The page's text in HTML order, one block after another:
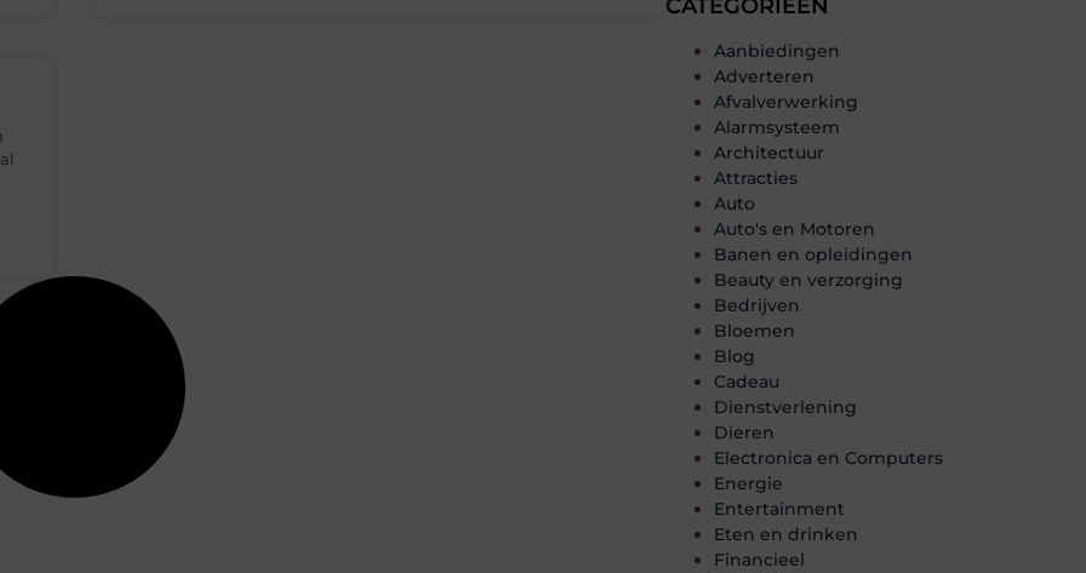
CATEGORIEËN
Aanbiedingen
Adverteren
Afvalverwerking
Alarmsysteem
Architectuur
Attracties
Auto
Auto's en Motoren
Banen en opleidingen
Beauty en verzorging
Bedrijven
Bloemen
Blog
Cadeau
Dienstverlening
Dieren
Electronica en Computers
Energie
Entertainment
Eten en drinken
Financieel